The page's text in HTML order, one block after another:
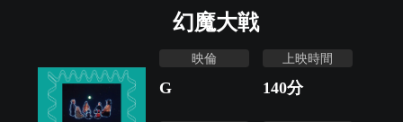
幻魔大戦
映倫
G
上映時間
140分